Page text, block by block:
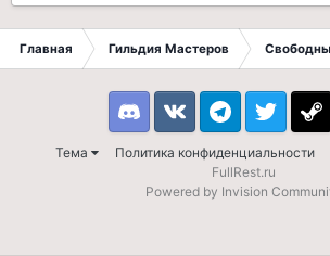
Главная Гильдия Мастеров
Тема Политика конфиденциальности
DiscordVK TelegramTwitter
FullRest.ru
Powered by Invision